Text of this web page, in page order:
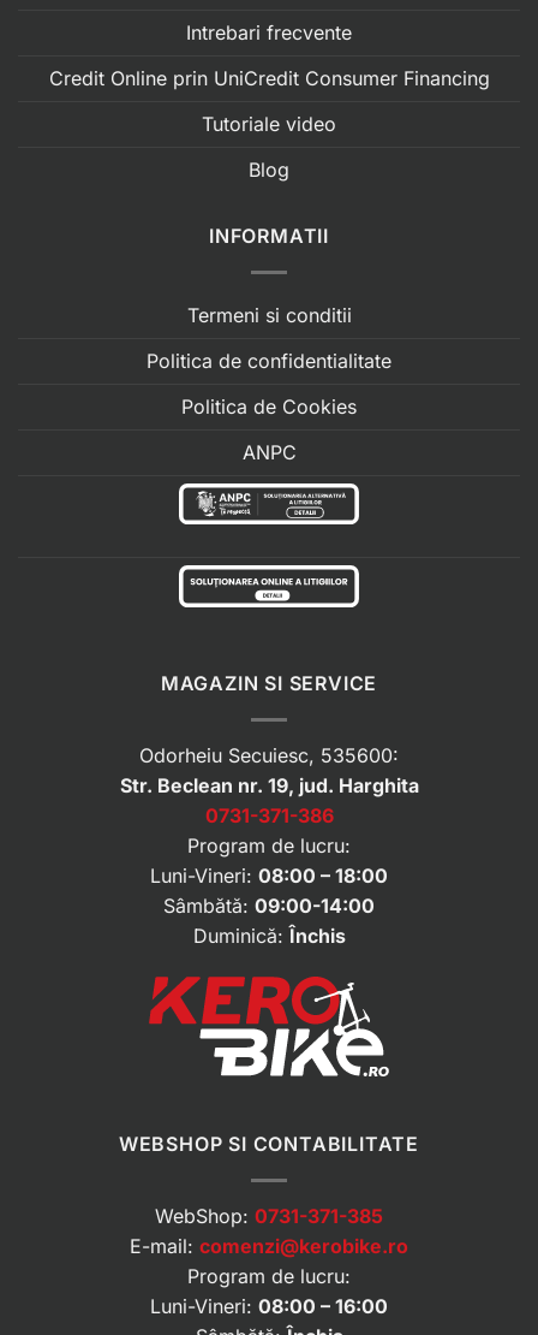
Intrebari frecvente
Credit Online prin UniCredit Consumer Financing
Tutoriale video
Blog
INFORMATII
Termeni si conditii
Politica de confidentialitate
Politica de Cookies
ANPC
MAGAZIN SI SERVICE
Odorheiu Secuiesc, 535600:
Str. Beclean nr. 19, jud. Harghita
0731-371-386
Program de lucru:
Luni-Vineri: 08:00 – 18:00
Sâmbătă: 09:00-14:00
Duminică:Închis
WEBSHOP SI CONTABILITATE
WebShop: 0731-371-385
E-mail: comenzi@kerobike.ro
Program de lucru:
Luni-Vineri: 08:00 – 16:00